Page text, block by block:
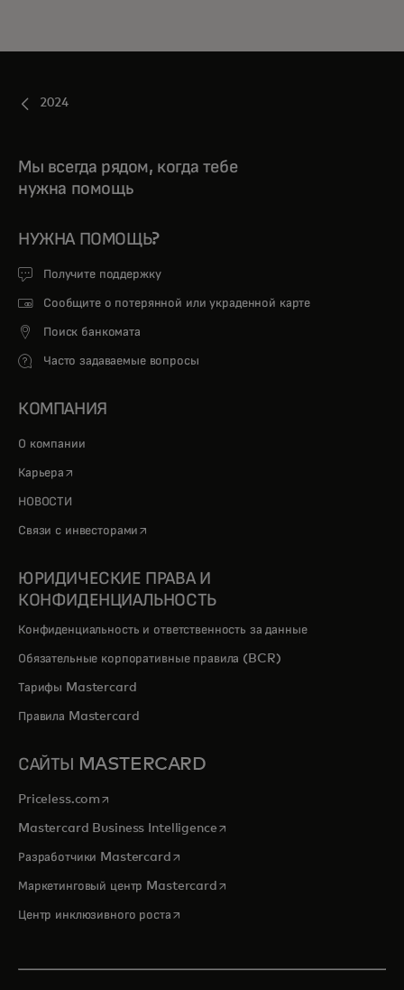
2024
Мы всегда рядом, когда тебе
нужна помощь
НУЖНА ПОМОЩЬ?
Получите поддержку
Сообщите о потерянной или украденной карте
Поиск банкомата
Часто задаваемые вопросы
КОМПАНИЯ
О компании
Карьера opens in a new tab
НОВОСТИ
Связи с инвесторами opens in a new tab
ЮРИДИЧЕСКИЕ ПРАВА И
КОНФИДЕНЦИАЛЬНОСТЬ
Конфиденциальность и ответственность за данные
Обязательные корпоративные правила (BCR)
Тарифы Mastercard
Правила Mastercard
САЙТЫ MASTERCARD
Priceless.com opens in a new tab
Mastercard Business Intelligenceopens in a new tab
Разработчики Mastercardopens in a new tab
Маркетинговый центр Mastercardopens in a new tab
Центр инклюзивного ростаopens in a new tab